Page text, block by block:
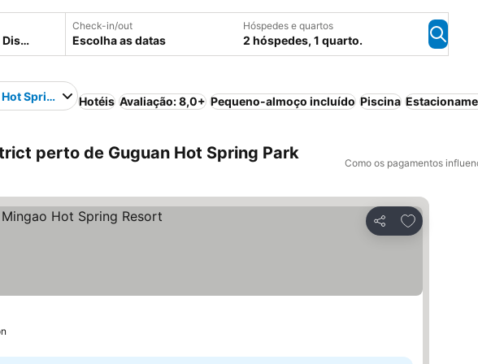
Check-in/out
Escolha as datas
Hóspedes e quartos
2 hóspedes, 1 quarto.
Spring ParkHotéis Avaliação: 8,0+ Pequeno-almoço incluído Piscina
perto de Guguan Hot Spring Park
Como os pagamentos
Partilhar
Adicionar